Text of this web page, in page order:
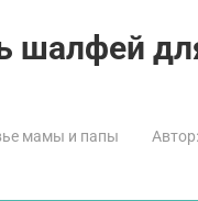
шалфей
мамы и папы Автор: